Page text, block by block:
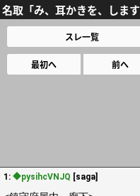
名取「み、耳かきを、しま
スレ一覧
最初へ 前へ
1: ◆pysihcVNJQ [saga]